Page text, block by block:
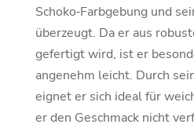
Schoko‑Farbgebung und
überzeugt. Da er aus
gefertigt wird, ist er
angenehm leicht. Durch
eignet er sich ideal für
er den Geschmack nicht